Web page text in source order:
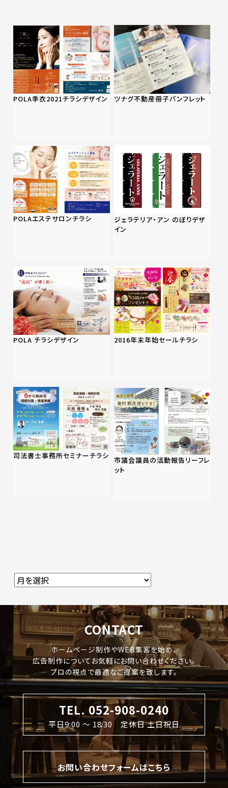
POLA季衣2021チラシデザイン ツナグ不動産冊子パンフレット
POLAエステサロンチラシ
ジェラテリア・アン のぼりデザ
イン
POLA チラシデザイン 2016年末年始セールチラシ
司法書士事務所セミナーチラシ 市議会議員の活動報告リーフレ
ット
CONTACT
ホームページ制作やWEB集客を始め、
広告制作についてお気軽にお問い合わせください。
プロの視点で最適なご提案を致します。
TEL. 052-908-0240
平日9:00 〜 18:30 定休日 土日祝日
お問い合わせフォームはこちら